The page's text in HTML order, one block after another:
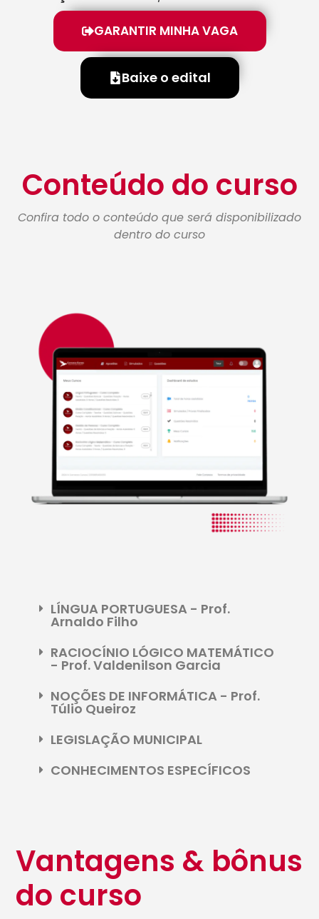
GARANTIR MINHA VAGA
Baixe o edital
Conteúdo do curso
Confira todo o conteúdo que será disponibilizado
dentro do curso
LÍNGUA PORTUGUESA - Prof.
Arnaldo Filho
RACIOCÍNIO LÓGICO MATEMÁTICO
- Prof. Valdenilson Garcia
NOÇÕES DE INFORMÁTICA - Prof.
Túlio Queiroz
LEGISLAÇÃO MUNICIPAL
CONHECIMENTOS ESPECÍFICOS
Vantagens & bônus
do curso